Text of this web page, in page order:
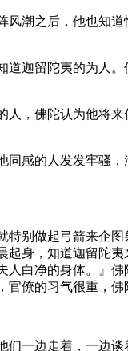
潮之后，他也知道
迦留陀夷的为人。
，佛陀认为他将来
感的人发发牢骚，
别做起弓箭来企图
身，知道迦留陀
白净的身体。』
僚的习气很重，佛
一边走着，一边谈